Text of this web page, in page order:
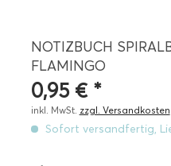
NOTIZBUCH
FLAMINGO
0,95 € *
inkl. MwSt. zzgl. Versandkosten
Sofort versandfertig,